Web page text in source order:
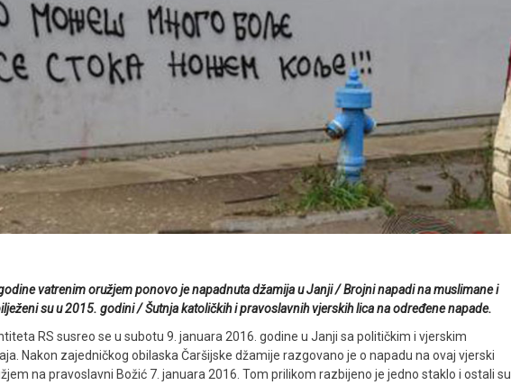
vatrenim oružjem ponovo je napadnuta džamija u Janji / Brojni napadi na muslimane i
su u 2015. godini / Šutnja katoličkih i pravoslavnih vjerskih lica na određene napade.
RS susreo se u subotu 9. januara 2016. godine u Janji sa političkim i vjerskim
Nakon zajedničkog obilaska Čaršijske džamije razgovano je o napadu na ovaj vjerski
na pravoslavni Božić 7. januara 2016. Tom prilikom razbijeno je jedno staklo i ostali su